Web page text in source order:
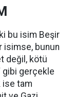
bu isim Beşir
isimse, bunun
değil, kötü
gibi gerçekle
ise tam